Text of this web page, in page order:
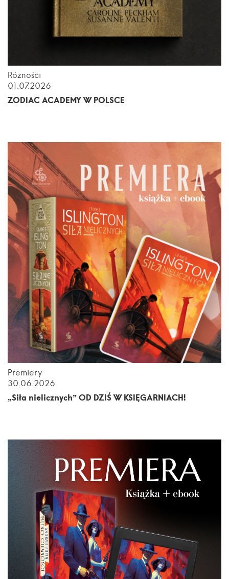
Różności
01.07.2026
ZODIAC ACADEMY W POLSCE
Premiery
30.06.2026
„Siła nielicznych” OD DZIŚ W KSIĘGARNIACH!